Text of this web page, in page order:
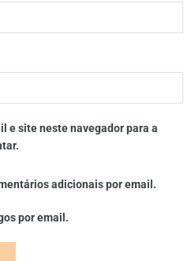
e site neste navegador para a
adicionais por email.
por email.